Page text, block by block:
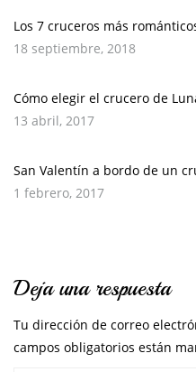
Los 7 cruceros más
18 septiembre, 2018
Cómo elegir el crucero de
13 abril, 2017
San Valentín a bordo de un
1 febrero, 2017
Deja una respuesta
Tu dirección de correo
campos obligatorios están